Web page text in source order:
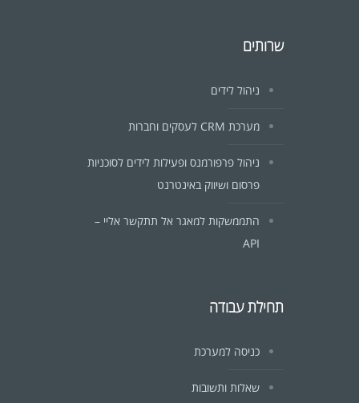
שרותים
ניהול לידים
מערכת CRM לעסקים וחברות
ניהול פרפורמנס ופעילות לידים לסוכניות
פרסום ושיווק באינטרנט
התממשקות למאגר אל תתקשר אליי –
API
תחילת עבודה
כניסה למערכת
שאלות ותשובות